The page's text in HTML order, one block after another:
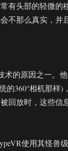
有头部的轻微的
不那么真实，并
术的原因之一。
的360°相机那样
回放时，这些信
使用其怪兽